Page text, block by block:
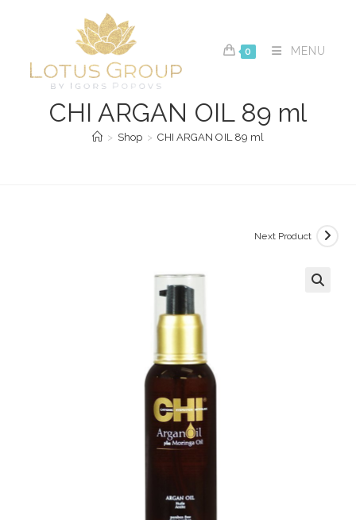
0 MENU
CHI ARGAN OIL 89 ml
> Shop > CHI ARGAN OIL 89 ml
Next Product